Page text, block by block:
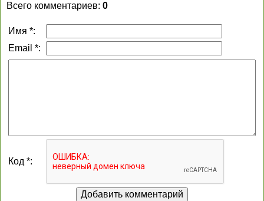
Всего комментариев: 0
Имя *:
Email *:
Код *: